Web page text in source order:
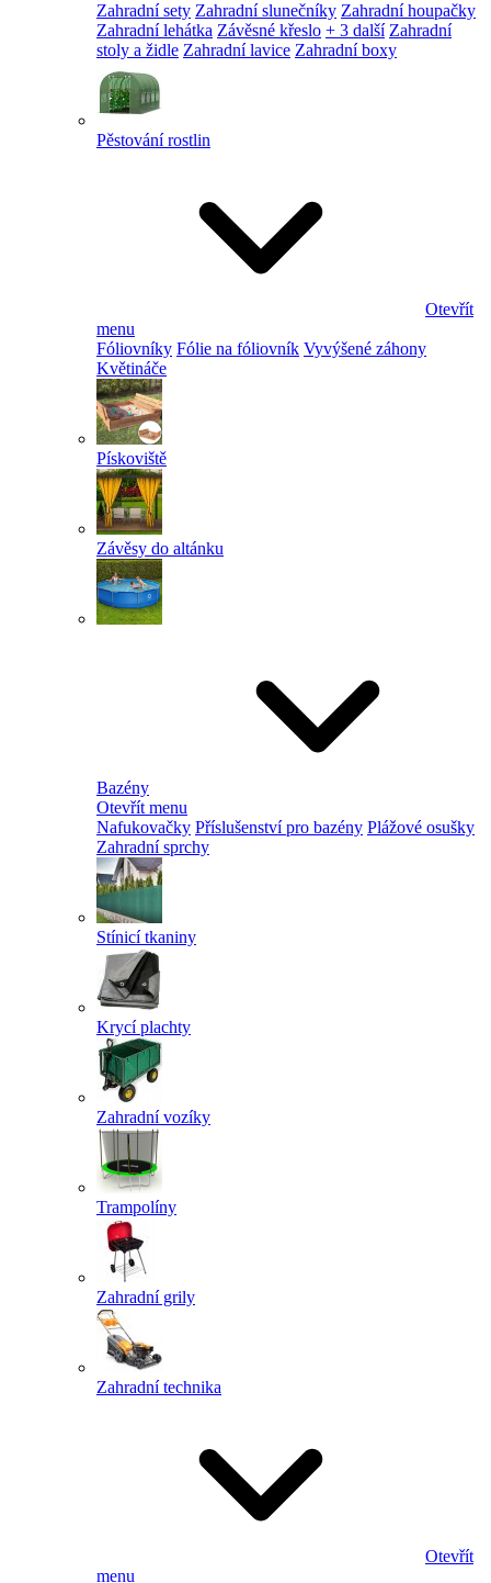
Zahradní sety Zahradní slunečníky Zahradní houpačky
Zahradní lehátka Závěsné křeslo + 3 další Zahradní
stoly a židle Zahradní lavice Zahradní boxy
Pěstování rostlin
Otevřít
menu
Fóliovníky Fólie na fóliovník Vyvýšené záhony
Květináče
Pískoviště
Závěsy do altánku
Bazény
Otevřít menu
Nafukovačky Příslušenství pro bazény Plážové osušky
Zahradní sprchy
Stínicí tkaniny
Krycí plachty
Zahradní vozíky
Trampolíny
Zahradní grily
Zahradní technika
Otevřít
menu